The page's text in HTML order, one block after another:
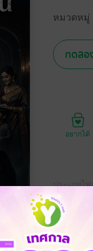
หมวดหมู่
ทดลอ
อยากได้
ประเภทไ
วันที่วางขาย